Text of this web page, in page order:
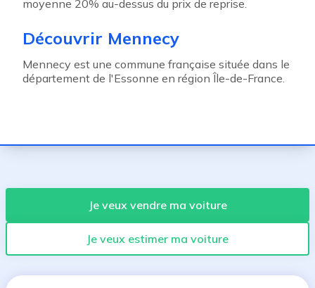
moyenne 20% au-dessus du prix de reprise.
Découvrir Mennecy
Mennecy est une commune française située dans le
département de l'Essonne en région Île-de-France.
Je veux vendre ma voiture
Je veux estimer ma voiture